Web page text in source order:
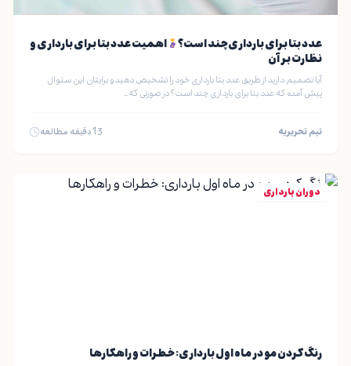
عدد بتا برای بارداری چند است؟
اهمیت عدد بتا برای بارداری و
نظارت بر آن
آیا تصمیم دارید از طریق عدد بتا بارداری خود را تشخیص دهید و برایتان این سئوال
پیش آمده که عدد بتا برای بارداری چند است؟ در صورتی که…
تیم تحریریه 13دقیقه مطالعه
دوران بارداری
رنگ کردن مو در ماه اول بارداری: خطرات و راهکارها